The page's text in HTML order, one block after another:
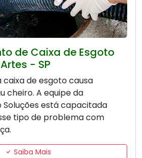
de Caixa de Esgoto
- SP
de esgoto causa
cheiro. A equipe da
Soluções está capacitada
tipo de problema com
Saiba Mais